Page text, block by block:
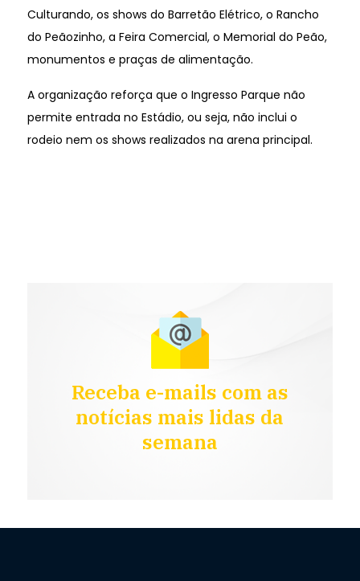
Culturando, os shows do Barretão Elétrico, o Rancho
do Peãozinho, a Feira Comercial, o Memorial do Peão,
monumentos e praças de alimentação.
A organização reforça que o Ingresso Parque não
permite entrada no Estádio, ou seja, não inclui o
rodeio nem os shows realizados na arena principal.
Receba e-mails com as
notícias mais lidas da
semana